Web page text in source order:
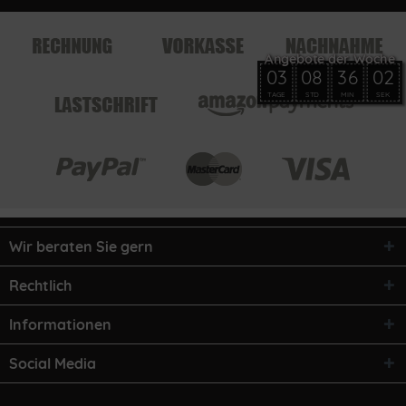
Wir beraten Sie gern
Rechtlich
Informationen
Social Media
03
TAGE
08
STD
36
MIN
02
SEK